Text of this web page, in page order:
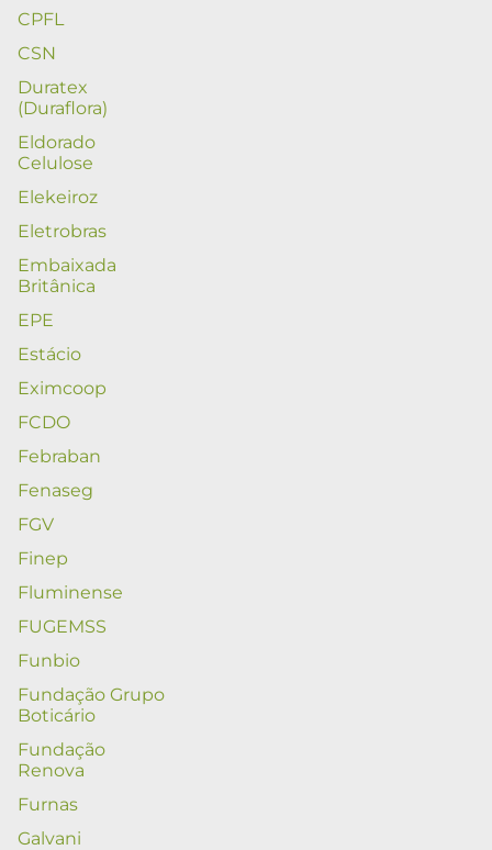
CPFL
CSN
Duratex
(Duraflora)
Eldorado
Celulose
Elekeiroz
Eletrobras
Embaixada
Britânica
EPE
Estácio
Eximcoop
FCDO
Febraban
Fenaseg
FGV
Finep
Fluminense
FUGEMSS
Funbio
Fundação Grupo
Boticário
Fundação
Renova
Furnas
Galvani